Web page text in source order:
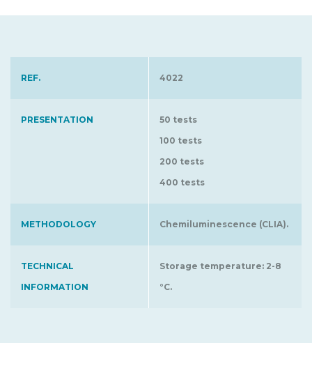
REF. 4022
PRESENTATION
50 tests
100 tests
200 tests
400 tests
METHODOLOGY Chemiluminescence (CLIA).
TECHNICAL
INFORMATION
Storage temperature: 2-8
°C.